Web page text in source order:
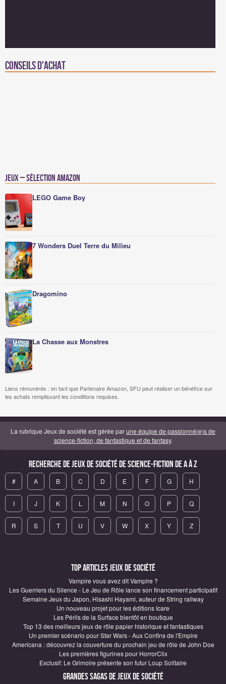
Conseils d'achat
Jeux – Sélection Amazon
LEGO Game Boy
7 Wonders Duel Terre du Milieu
Dragomino
La Chasse aux Monstres
Liens rémunérés : en tant que Partenaire Amazon, SFU peut réaliser un bénéfice sur
les achats remplissant les conditions requises.
La rubrique Jeux de société est gérée parune équipe de passionné(e)s de
science-fiction, de fantastique et de fantasy.
Recherche de Jeux de société de science-fiction de A à Z
# A B C D E F G H
I J K L M N O P Q
R S T U V W X Y Z
Top articles Jeux de société
Vampire vous avez dit Vampire ?
Les Guerriers du Silence - Le Jeu de Rôle lance son financement participatif
Semaine Jeux du Japon, Hisashi Hayami, auteur de String railway
Un nouveau projet pour les éditions Icare
Les Périls de la Surface bientôt en boutique
Top 13 des meilleurs jeux de rôle papier historique et fantastiques
Un premier scénario pour Star Wars - Aux Confins de l'Empire
Americana : découvrez la couverture du prochain jeu de rôle de John Doe
Les premières figurines pour HorrorClix
Exclusif: Le Grimoire présente son futur Loup Solitaire
Grandes sagas de Jeux de société